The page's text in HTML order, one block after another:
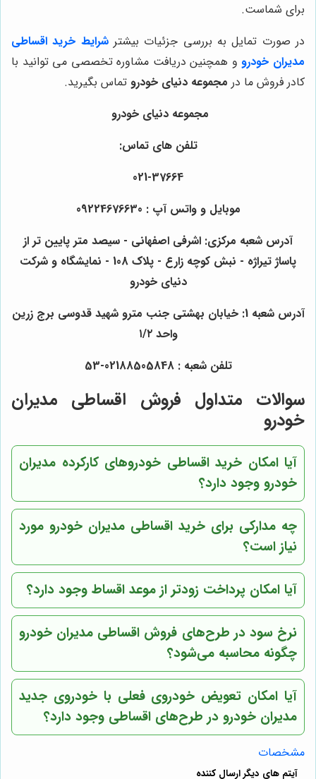
برای شماست.
در صورت تمایل به بررسی جزئیات بیشترشرایط خرید اقساطی
مدیران خودروو همچنین دریافت مشاوره تخصصی می توانید با
کادر فروش ما در مجموعه دنیای خودرو تماس بگیرید.
مجموعه دنیای خودرو
تلفن های تماس:
021-37664
موبایل و واتس آپ : 09224676630
آدرس شعبه مرکزی: اشرفی اصفهانی - سیصد متر پایین تر از
پاساژ تیراژه - نبش کوچه زارع - پلاک 108 - نمایشگاه و شرکت
دنیای خودرو
آدرس شعبه 1: خیابان بهشتی جنب مترو شهید قدوسی برج زرین
واحد ۱/۲
تلفن شعبه : 02188505848-53
سوالات متداول فروش اقساطی مدیران
خودرو
آیا امکان خرید اقساطی خودروهای کارکرده مدیران
خودرو وجود دارد؟
چه مدارکی برای خرید اقساطی مدیران خودرو مورد
نیاز است؟
آیا امکان پرداخت زودتر از موعد اقساط وجود دارد؟
نرخ سود در طرح‌های فروش اقساطی مدیران خودرو
چگونه محاسبه می‌شود؟
آیا امکان تعویض خودروی فعلی با خودروی جدید
مدیران خودرو در طرح‌های اقساطی وجود دارد؟
مشخصات